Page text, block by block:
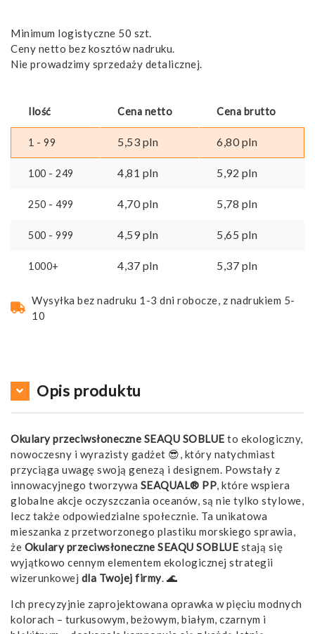
Minimum logistyczne 50 szt.
Ceny netto bez kosztów nadruku.
Nie prowadzimy sprzedaży detalicznej.
Ilość Cena netto Cena brutto
1 - 99 5,53 pln 6,80pln
100 - 249 4,81 pln 5,92 pln
250 - 499 4,70pln 5,78 pln
500 - 999 4,59pln 5,65 pln
1000+ 4,37 pln 5,37 pln
Wysyłka bez nadruku 1-3 dni robocze, z nadrukiem 5-
10
Opis produktu
Okulary przeciwsłoneczne SEAQU SOBLUE to ekologiczny,
nowoczesny i wyrazisty gadżet 😎, który natychmiast
przyciąga uwagę swoją genezą i designem. Powstały z
innowacyjnego tworzywa SEAQUAL® PP, które wspiera
globalne akcje oczyszczania oceanów, są nie tylko stylowe,
lecz także odpowiedzialne społecznie. Ta unikatowa
mieszanka z przetworzonego plastiku morskiego sprawia,
że Okulary przeciwsłoneczne SEAQU SOBLUE stają się
wyjątkowo cennym elementem ekologicznej strategii
wizerunkowej dla Twojej firmy. 🌊
Ich precyzyjnie zaprojektowana oprawka w pięciu modnych
kolorach – turkusowym, beżowym, białym, czarnym i